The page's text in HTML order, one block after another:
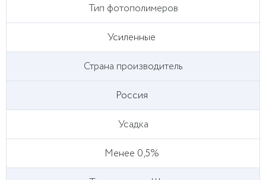
Тип фотополимеров
Усиленные
Страна производитель
Россия
Усадка
Менее 0,5%